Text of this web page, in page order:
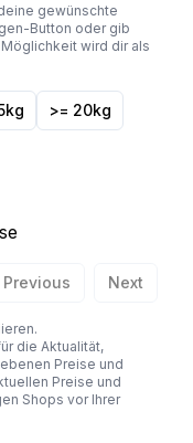
gewünschte
Button oder gib
wird dir als
>= 20kg
Previous Next
die Aktualität,
Preise und
Preise und
Shops vor Ihrer